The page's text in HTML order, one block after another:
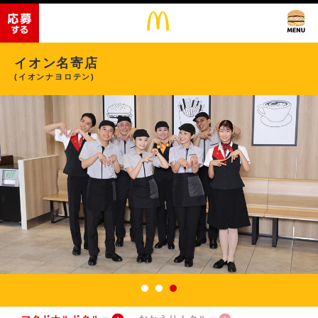
イオン名寄店
(イオンナヨロテン)